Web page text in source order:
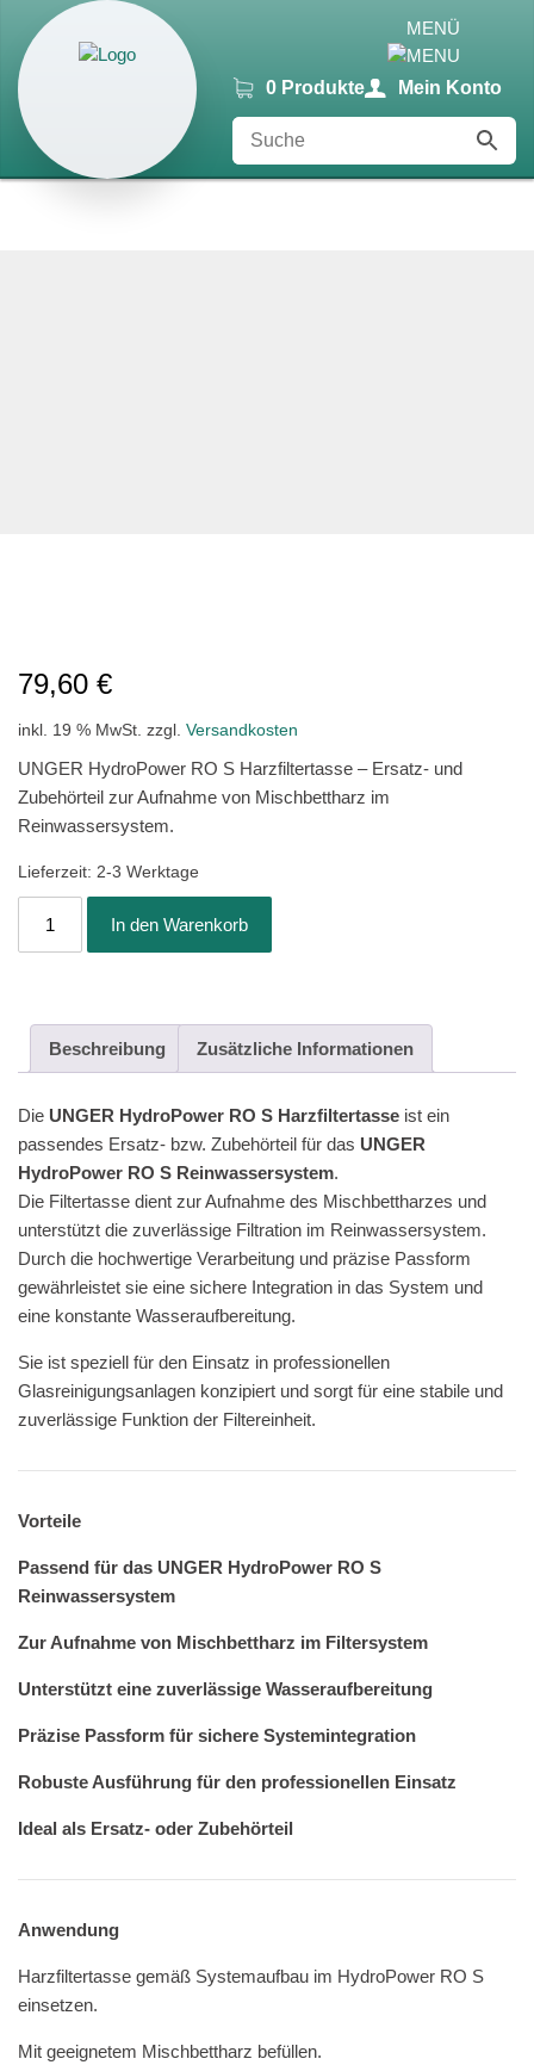
MENÜ
0 Produkte Mein Konto
79,60 €
inkl. 19 % MwSt. zzgl. Versandkosten
UNGER HydroPower RO S Harzfiltertasse – Ersatz- und
Zubehörteil zur Aufnahme von Mischbettharz im
Reinwassersystem.
Lieferzeit: 2-3 Werktage
HydroPower
Menge
In den Warenkorb
Beschreibung Zusätzliche Informationen
Die UNGER HydroPower RO S Harzfiltertasse ist ein
passendes Ersatz- bzw. Zubehörteil für das UNGER
HydroPower RO S Reinwassersystem.
Die Filtertasse dient zur Aufnahme des Mischbettharzes und
unterstützt die zuverlässige Filtration im Reinwassersystem.
Durch die hochwertige Verarbeitung und präzise Passform
gewährleistet sie eine sichere Integration in das System und
eine konstante Wasseraufbereitung.
Sie ist speziell für den Einsatz in professionellen
Glasreinigungsanlagen konzipiert und sorgt für eine stabile und
zuverlässige Funktion der Filtereinheit.
Vorteile
Passend für das UNGER HydroPower RO S
Reinwassersystem
Zur Aufnahme von Mischbettharz im Filtersystem
Unterstützt eine zuverlässige Wasseraufbereitung
Präzise Passform für sichere Systemintegration
Robuste Ausführung für den professionellen Einsatz
Ideal als Ersatz- oder Zubehörteil
Anwendung
Harzfiltertasse gemäß Systemaufbau im HydroPower RO S
einsetzen.
Mit geeignetem Mischbettharz befüllen.